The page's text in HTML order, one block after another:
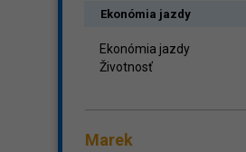
Ekonómia jazdy
Ekonómia jazdy
Životnosť
Marek